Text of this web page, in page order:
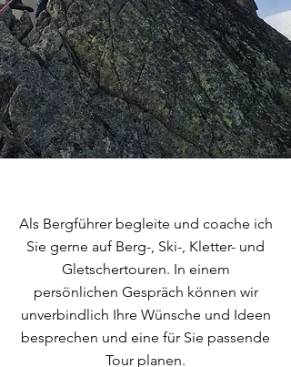
Als Bergführer begleite und coache ich
Sie gerne auf Berg-, Ski-, Kletter- und
Gletschertouren. In einem
persönlichen Gespräch können wir
unverbindlich Ihre Wünsche und Ideen
besprechen und eine für Sie passende
Tour planen.